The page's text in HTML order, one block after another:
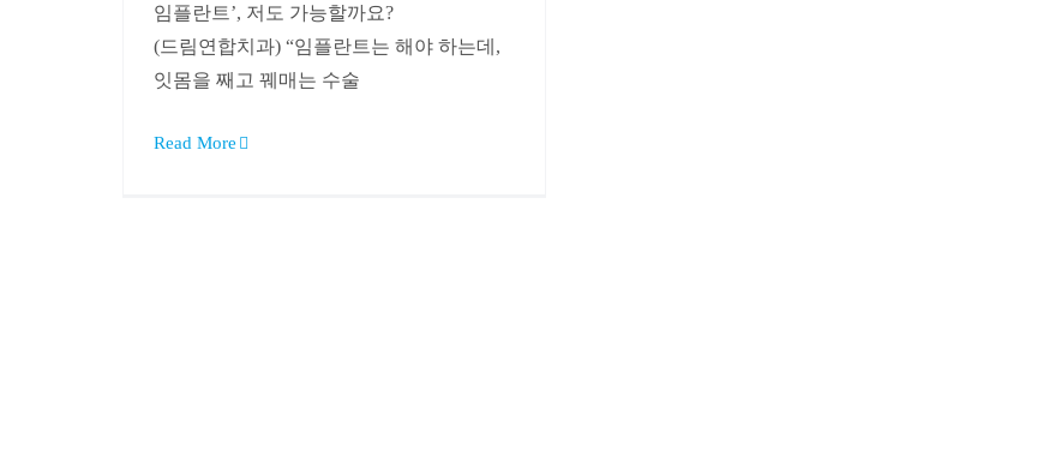
임플란트’, 저도 가능할까요?
(드림연합치과) “임플란트는 해야 하는데,
잇몸을 째고 꿰매는 수술
Read More